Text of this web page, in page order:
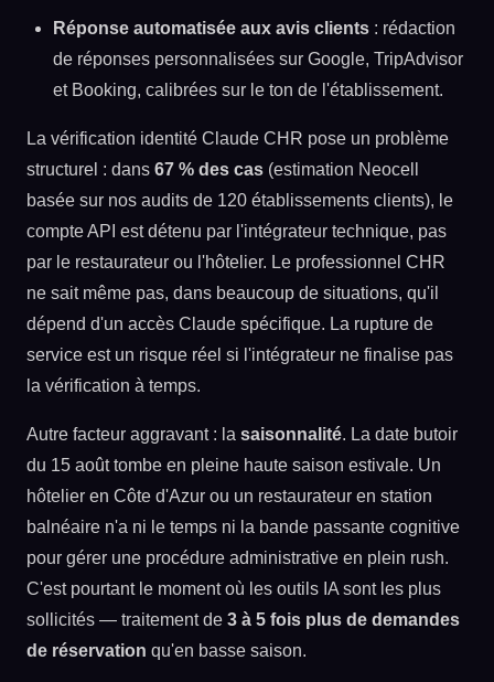
Réponse automatisée aux avis clients : rédaction
de réponses personnalisées sur Google, TripAdvisor
et Booking, calibrées sur le ton de l'établissement.
La vérification identité Claude CHR pose un problème
structurel : dans 67 % des cas (estimation Neocell
basée sur nos audits de 120 établissements clients), le
compte API est détenu par l'intégrateur technique, pas
par le restaurateur ou l'hôtelier. Le professionnel CHR
ne sait même pas, dans beaucoup de situations, qu'il
dépend d'un accès Claude spécifique. La rupture de
service est un risque réel si l'intégrateur ne finalise pas
la vérification à temps.
Autre facteur aggravant : la saisonnalité. La date butoir
du 15 août tombe en pleine haute saison estivale. Un
hôtelier en Côte d'Azur ou un restaurateur en station
balnéaire n'a ni le temps ni la bande passante cognitive
pour gérer une procédure administrative en plein rush.
C'est pourtant le moment où les outils IA sont les plus
sollicités — traitement de 3 à 5 fois plus de demandes
de réservation qu'en basse saison.